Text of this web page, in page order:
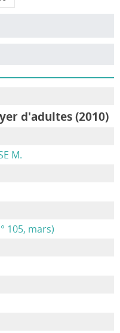
d'adultes (2010)
M.
105, mars)